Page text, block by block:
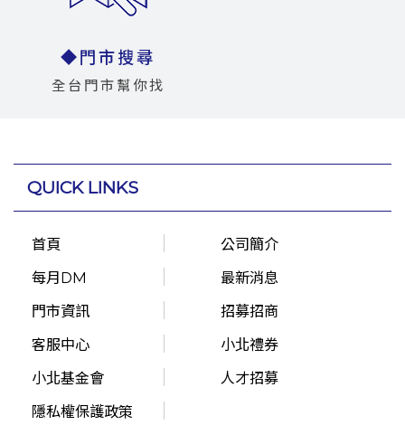
◆門市搜尋
全台門市幫你找
QUICK LINKS
首頁
公司簡介
每月DM
最新消息
門市資訊
招募招商
客服中心
小北禮券
小北基金會
人才招募
隱私權保護政策